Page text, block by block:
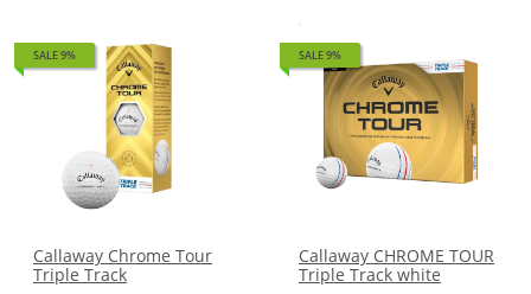
SALE 9%
Callaway Chrome Tour
Triple Track
SALE 9%
Callaway CHROME TOUR
Triple Track white